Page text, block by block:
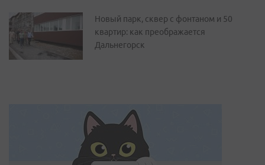
Новый парк, сквер с фонтаном и 50
квартир: как преображается
Дальнегорск